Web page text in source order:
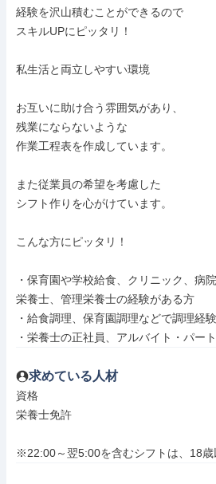
経験を沢山積むことができるので
スキルUPにピッタリ！
私生活と両立しやすい環境
お互いに助け合う雰囲気があり、
残業にならないような
作業工程表を作成しています。
また従業員の希望を考慮した
シフト作りを心がけています。
こんな方にピッタリ！
・保育園や学校給食、クリニック、病
栄養士、管理栄養士の経験がある方
・給食調理、保育園調理などで調理経
・栄養士の正社員、アルバイト・パー
求めている人材
資格
栄養士免許
※22:00～翌5:00を含むシフトは、18歳